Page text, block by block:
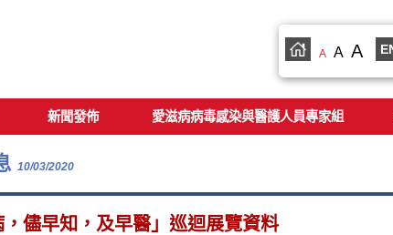
A A A
新聞發佈 愛滋病病毒感染與醫護人員專家組
10/03/2020
，儘早知，及早醫」巡迴展覽資料